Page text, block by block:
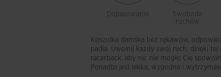
jest pot.
Dopasowanie
Swoboda
ruchów
Koszulka damska bez rękawów,
padla. Uwolnij każdy swój ruch, dzięki tej
racerback, aby nic nie mogło Cię
Ponadto jest lekka, wygodna i